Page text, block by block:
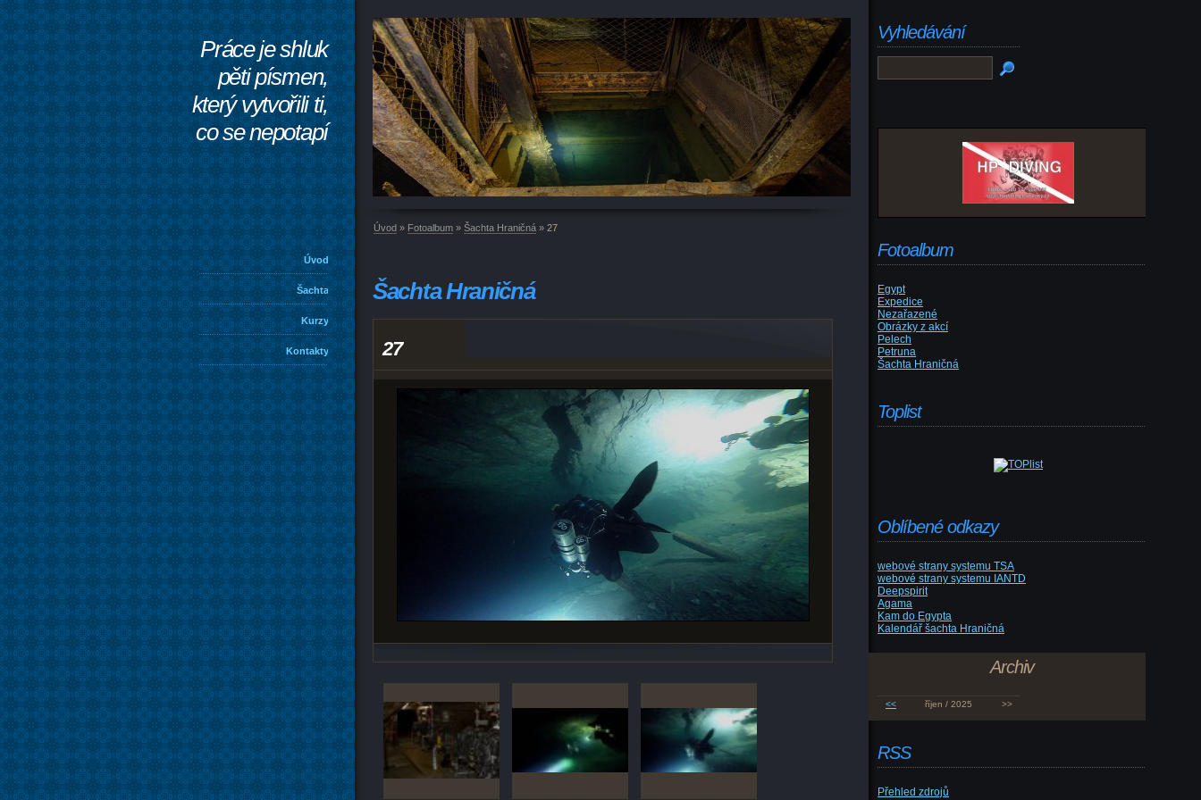
Práce je shluk
pěti písmen,
který vytvořili ti,
co se nepotapí
Úvod
Šachta
Kurzy
Kontakty
Úvod » Fotoalbum » Šachta Hraničná » 27
Šachta Hraničná
27
Vyhledávání
Fotoalbum
Egypt
Expedice
Nezařazené
Obrázky z akcí
Pelech
Petruna
Šachta Hraničná
Toplist
Oblíbené odkazy
webové strany systemu TSA
webové strany systemu IANTD
Deepspirit
Agama
Kam do Egypta
Kalendář šachta Hraničná
Archiv
<< říjen / 2025 >>
RSS
Přehled zdrojů